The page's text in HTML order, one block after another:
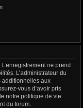
ne prend
L’administrateur du
additionnelles aux
vous d’avoir pris
notre politique de vie
du forum.